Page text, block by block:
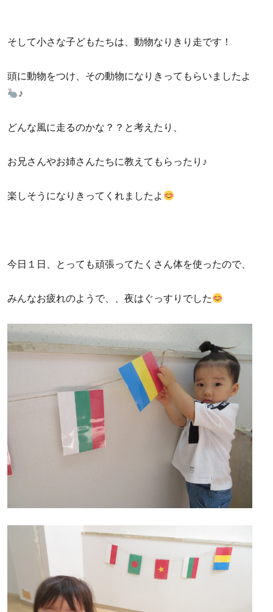
そして小さな子どもたちは、動物なりきり走です！
頭に動物をつけ、その動物になりきってもらいましたよ
♪
どんな風に走るのかな？？と考えたり、
お兄さんやお姉さんたちに教えてもらったり♪
楽しそうになりきってくれましたよ
今日１日、とっても頑張ってたくさん体を使ったので、
みんなお疲れのようで、、夜はぐっすりでした